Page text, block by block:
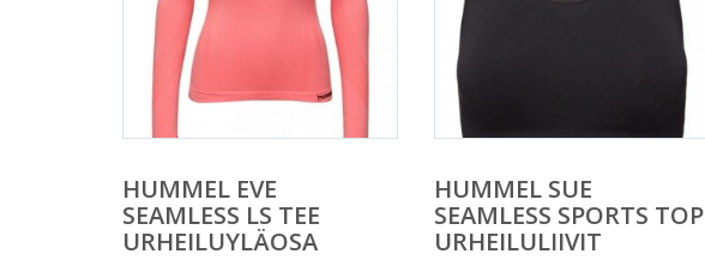
HUMMEL EVE
SEAMLESS LS TEE
URHEILUYLÄOSA
HUMMEL SUE
SEAMLESS SPORTS TOP
URHEILULIIVIT